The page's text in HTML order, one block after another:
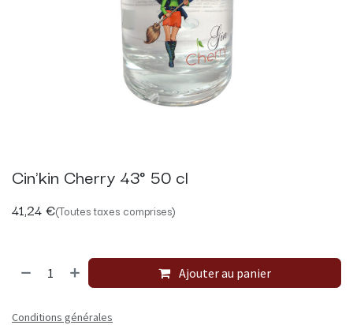
Cin'kin Cherry 43° 50 cl
41,24€(Toutes taxes comprises)
Ajouter au panier
Conditions générales